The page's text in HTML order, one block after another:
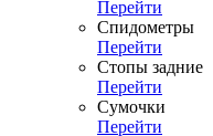
Перейти
Спидометры
Перейти
Стопы задние
Перейти
Сумочки
Перейти